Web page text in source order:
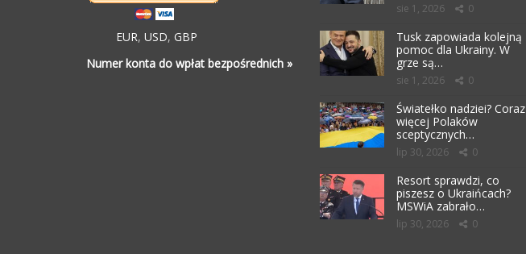
EUR, USD, GBP
Numer konta do wpłat bezpośrednich »
sie 1, 2026 0
Tusk zapowiada kolejną
pomoc dla Ukrainy. W
grze są…
sie 1, 2026 0
Światełko nadziei? Coraz
więcej Polaków
sceptycznych…
lip 30, 2026 0
Resort sprawdzi, co
piszesz o Ukraińcach?
MSWiA zabrało…
lip 30, 2026 0